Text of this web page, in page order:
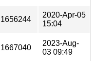
1656244
2020-Apr-05
15:04
1667040
2023-Aug-
03 09:49